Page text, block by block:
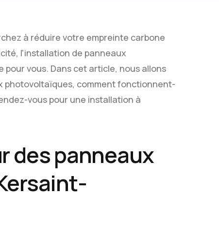
à réduire votre empreinte carbone
l'installation de panneaux
vous. Dans cet article, nous allons
photovoltaïques, comment fonctionnent-
vous pour une installation à
des panneaux